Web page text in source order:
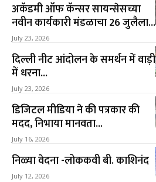
अकॅडमी ऑफ कॅन्सर सायन्सेसच्या
नवीन कार्यकारी मंडळाचा 26 जुलैला...
July 23, 2026
दिल्ली नीट आंदोलन के समर्थन में वाड़ी
में धरना...
July 23, 2026
डिजिटल मीडिया ने की पत्रकार की
मदद, निभाया मानवता...
July 16, 2026
निळ्या वेदना -लोककवी बी. काशिनंद
July 12, 2026